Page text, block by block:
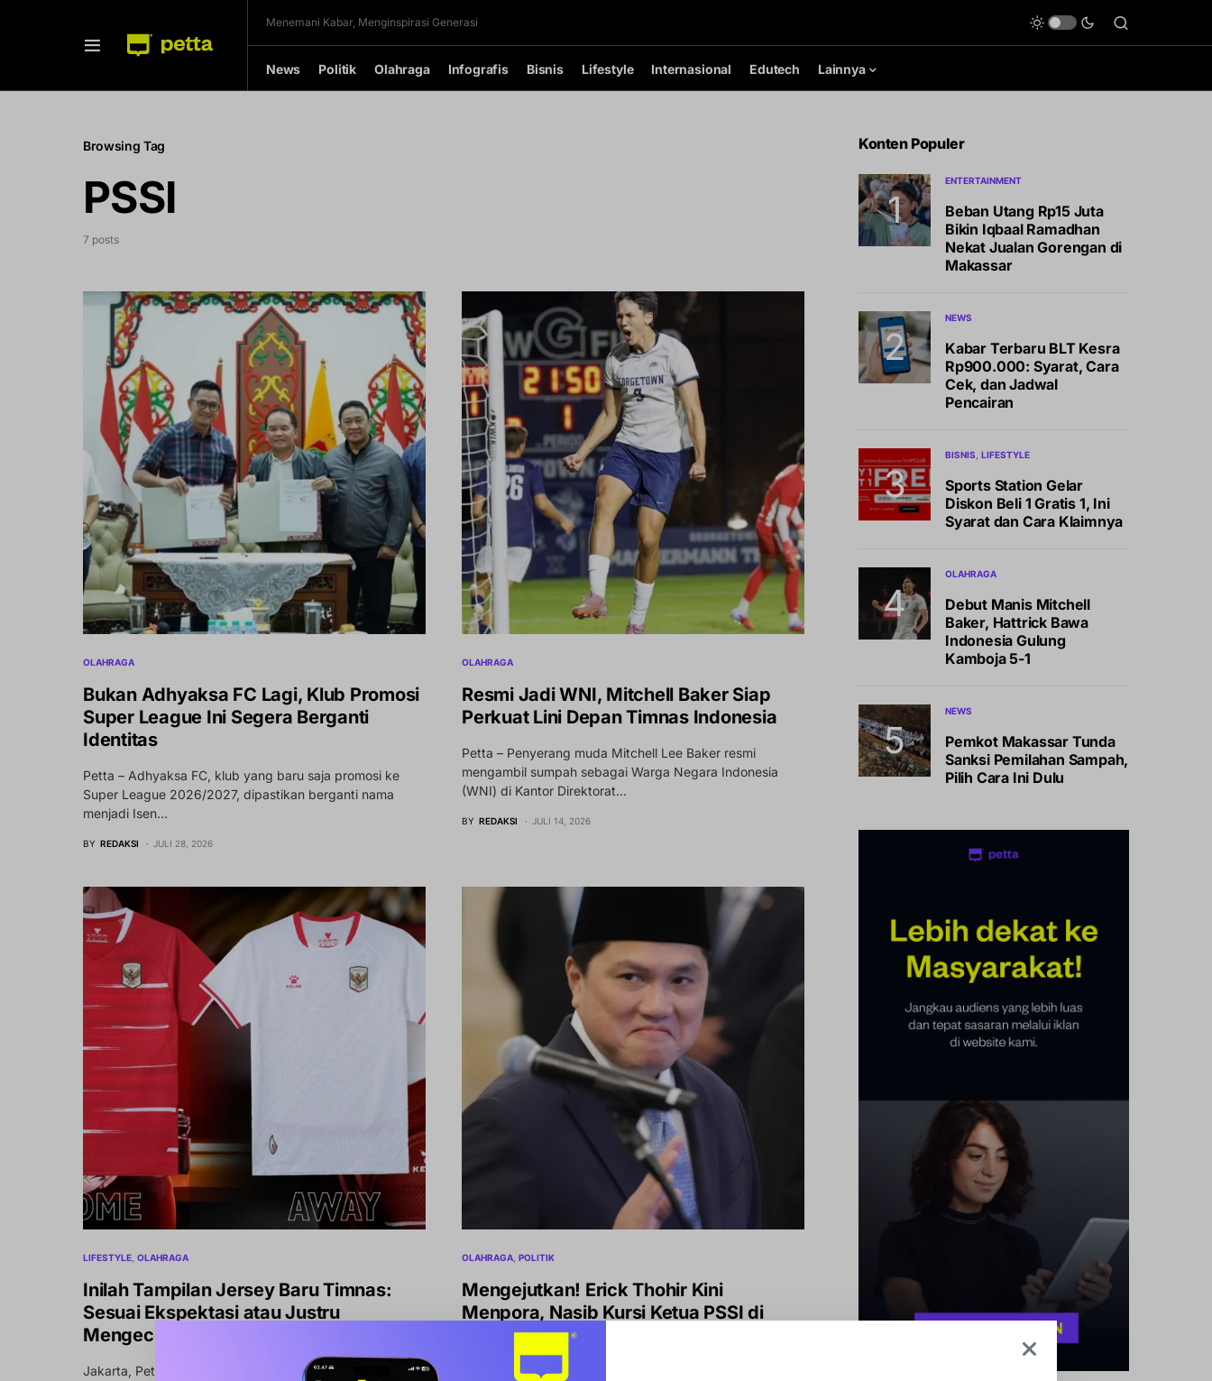
Menemani Kabar, Menginspirasi Generasi
News Politik Olahraga Infografis Bisnis Lifestyle Internasional Edutech Lainnya
Browsing Tag
PSSI
7 posts
OLAHRAGA
Bukan Adhyaksa FC Lagi, Klub Promosi
Super League Ini Segera Berganti
Identitas
Petta – Adhyaksa FC, klub yang baru saja promosi ke
Super League 2026/2027, dipastikan berganti nama
menjadi Isen…
BY REDAKSI JULI 28, 2026
OLAHRAGA
Resmi Jadi WNI, Mitchell Baker Siap
Perkuat Lini Depan Timnas Indonesia
Petta – Penyerang muda Mitchell Lee Baker resmi
mengambil sumpah sebagai Warga Negara Indonesia
(WNI) di Kantor Direktorat…
BY REDAKSI JULI 14, 2026
LIFESTYLE OLAHRAGA
Inilah Tampilan Jersey Baru Timnas:
Sesuai Ekspektasi atau Justru
Mengecewakan?
Jakarta, Petta – Kelme resmi memulai masa baktinya
OLAHRAGA POLITIK
Mengejutkan! Erick Thohir Kini
Menpora, Nasib Kursi Ketua PSSI di
Tangan FIFA
Jakarta, Petta – Presiden Prabowo Subianto secara resmi
Konten Populer
ENTERTAINMENT
Beban Utang Rp15 Juta
Bikin Iqbaal Ramadhan
Nekat Jualan Gorengan di
Makassar
NEWS
Kabar Terbaru BLT Kesra
Rp900.000: Syarat, Cara
Cek, dan Jadwal
Pencairan
BISNIS LIFESTYLE
Sports Station Gelar
Diskon Beli 1 Gratis 1, Ini
Syarat dan Cara Klaimnya
OLAHRAGA
Debut Manis Mitchell
Baker, Hattrick Bawa
Indonesia Gulung
Kamboja 5-1
NEWS
Pemkot Makassar Tunda
Sanksi Pemilahan Sampah,
Pilih Cara Ini Dulu